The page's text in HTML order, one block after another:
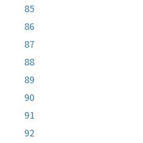
85
86
87
88
89
90
91
92